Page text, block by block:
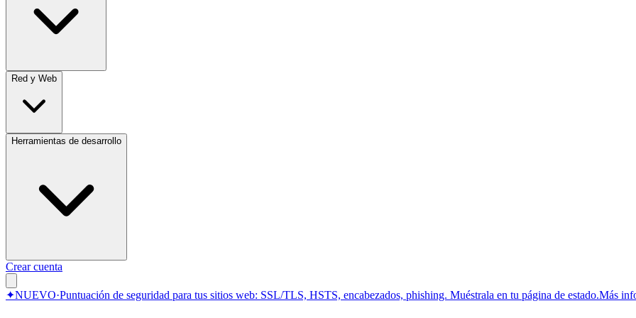
Red y Web
Herramientas de desarrollo
Crear cuenta
✦NUEVO·Puntuación de seguridad para tus sitios web: SSL/TLS, HSTS, encabezados, phishing. Muéstrala en tu página de estado.Más